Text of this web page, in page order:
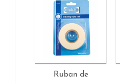
Ruban de